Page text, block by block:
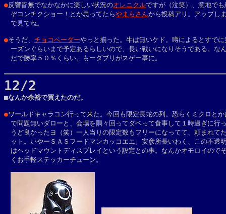
●反響皆無でなかなかに楽しい状況のオレニクルですが（泣笑）、意地でも
ぞコンチクショー！とか思ってたらやまらさんから投稿アリ。アップし
で見てね。
●そうだ、 チョコベーダーやっと揃った。牛は無いケド。噂によるとすでに
ーズンぐらいまで予定あるらしいので、長い戦いになりそうである。な
だで勝率５０％くらい。もーダブリがスゲー事に。
12/2
■なんか余裕で買えたのだ。
●ワールドキャラコン行って来た。今回も限定長蛇の列。恐らくミクロと
で問題無いダローと、会場を隅々回ってダベって食事して１時過ぎに行
うど良かったヨ（笑）一人当りの限定数もフリーになってて、頼まれて
ット。いやーＳＡＳフードマンカッコエエ。安彦所長いわく、この不透
はヘッドマウントディスプレイという設定との事。なんかオモロイので
くお手軽ステッカーチューン。